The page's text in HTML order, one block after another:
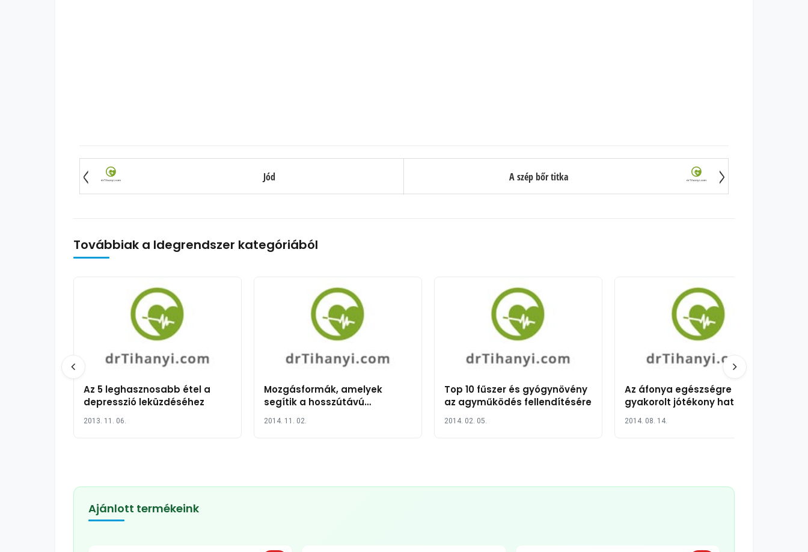
Jód A szép bőr titka
Továbbiak a Idegrendszer kategóriából
Az 5 leghasznosabb étel a
depresszió leküzdéséhez
2013. 11. 06.
Mozgásformák, amelyek
segítik a hosszútávú
2014. 11. 02.
Top 10 fűszer és gyógynövény
az agyműködés fellendítésére
2014. 02. 05.
Az áfonya egészségre
gyakorolt jótékony hatása 10
2014. 08. 14.
Ajánlott termékeink